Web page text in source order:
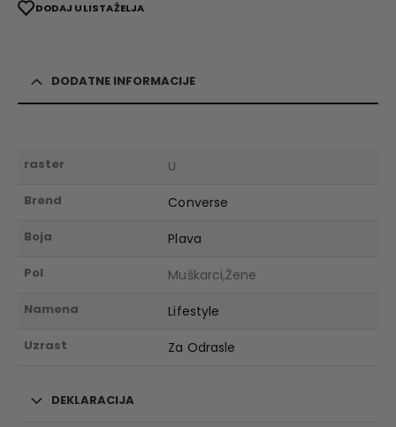
DODAJ U LISTA ŽELJA
DODATNE INFORMACIJE
raster U
Brend Converse
Boja Plava
Pol Muškarci,Žene
Namena Lifestyle
Uzrast Za Odrasle
DEKLARACIJA